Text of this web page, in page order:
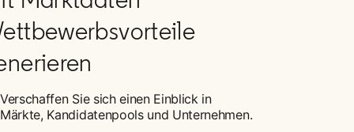
Verschaffen Sie sich einen Einblick in
Märkte, Kandidatenpools und Unternehmen.